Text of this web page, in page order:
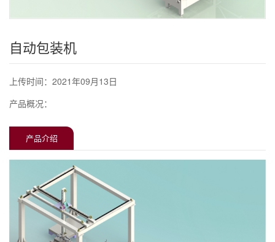
自动包装机
上传时间：2021年09月13日
产品概况：
产品介绍